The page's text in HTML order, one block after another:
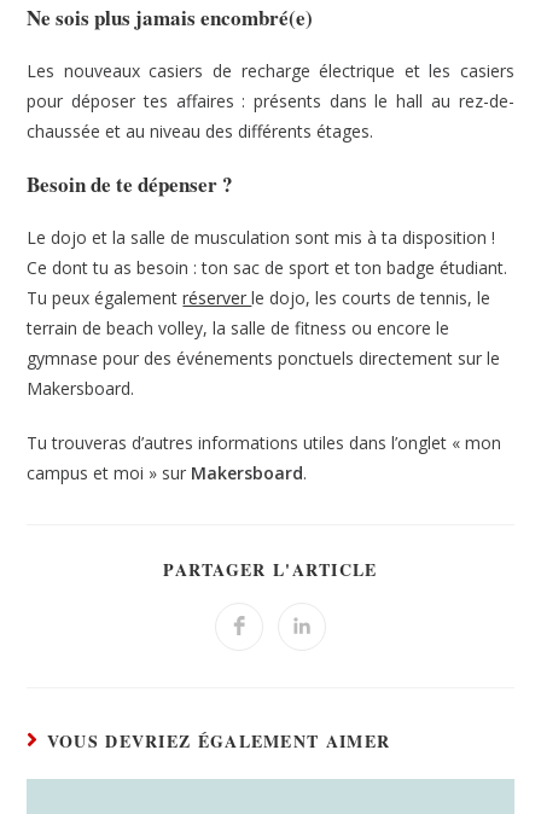
Ne sois plus jamais encombré(e)
Les nouveaux casiers de recharge électrique et les casiers
pour déposer tes affaires : présents dans le hall au rez-de-
chaussée et au niveau des différents étages.
Besoin de te dépenser ?
Le dojo et la salle de musculation sont mis à ta disposition !
Ce dont tu as besoin : ton sac de sport et ton badge étudiant.
Tu peux égalementréserverle dojo, les courts de tennis, le
terrain de beach volley, la salle de fitness ou encore le
gymnase pour des événements ponctuels directement sur le
Makersboard.
Tu trouveras d’autres informations utiles dans l’onglet « mon
campus et moi » sur Makersboard.
PARTAGER L'ARTICLE
VOUS DEVRIEZ ÉGALEMENT AIMER